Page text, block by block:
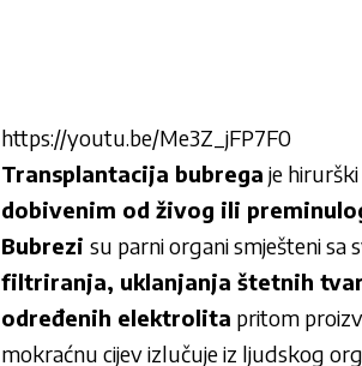
https://youtu.be/Me3Z_jFP7F0
Transplantacija bubrega je
dobivenim od živog ili
Bubrezi su parni organi smješteni sa
filtriranja, uklanjanja štetnih
određenih elektrolita pritom
mokraćnu cijev izlučuje iz ljudskog